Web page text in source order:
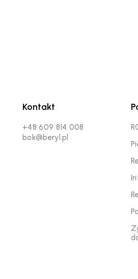
Kontakt
+48 609 814 008
bok@beryl.pl